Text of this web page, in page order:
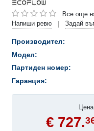
Все още
Напиши ревю
| Задай
Производител:
Модел:
Партиден номер:
Гаранция:
€ 727.